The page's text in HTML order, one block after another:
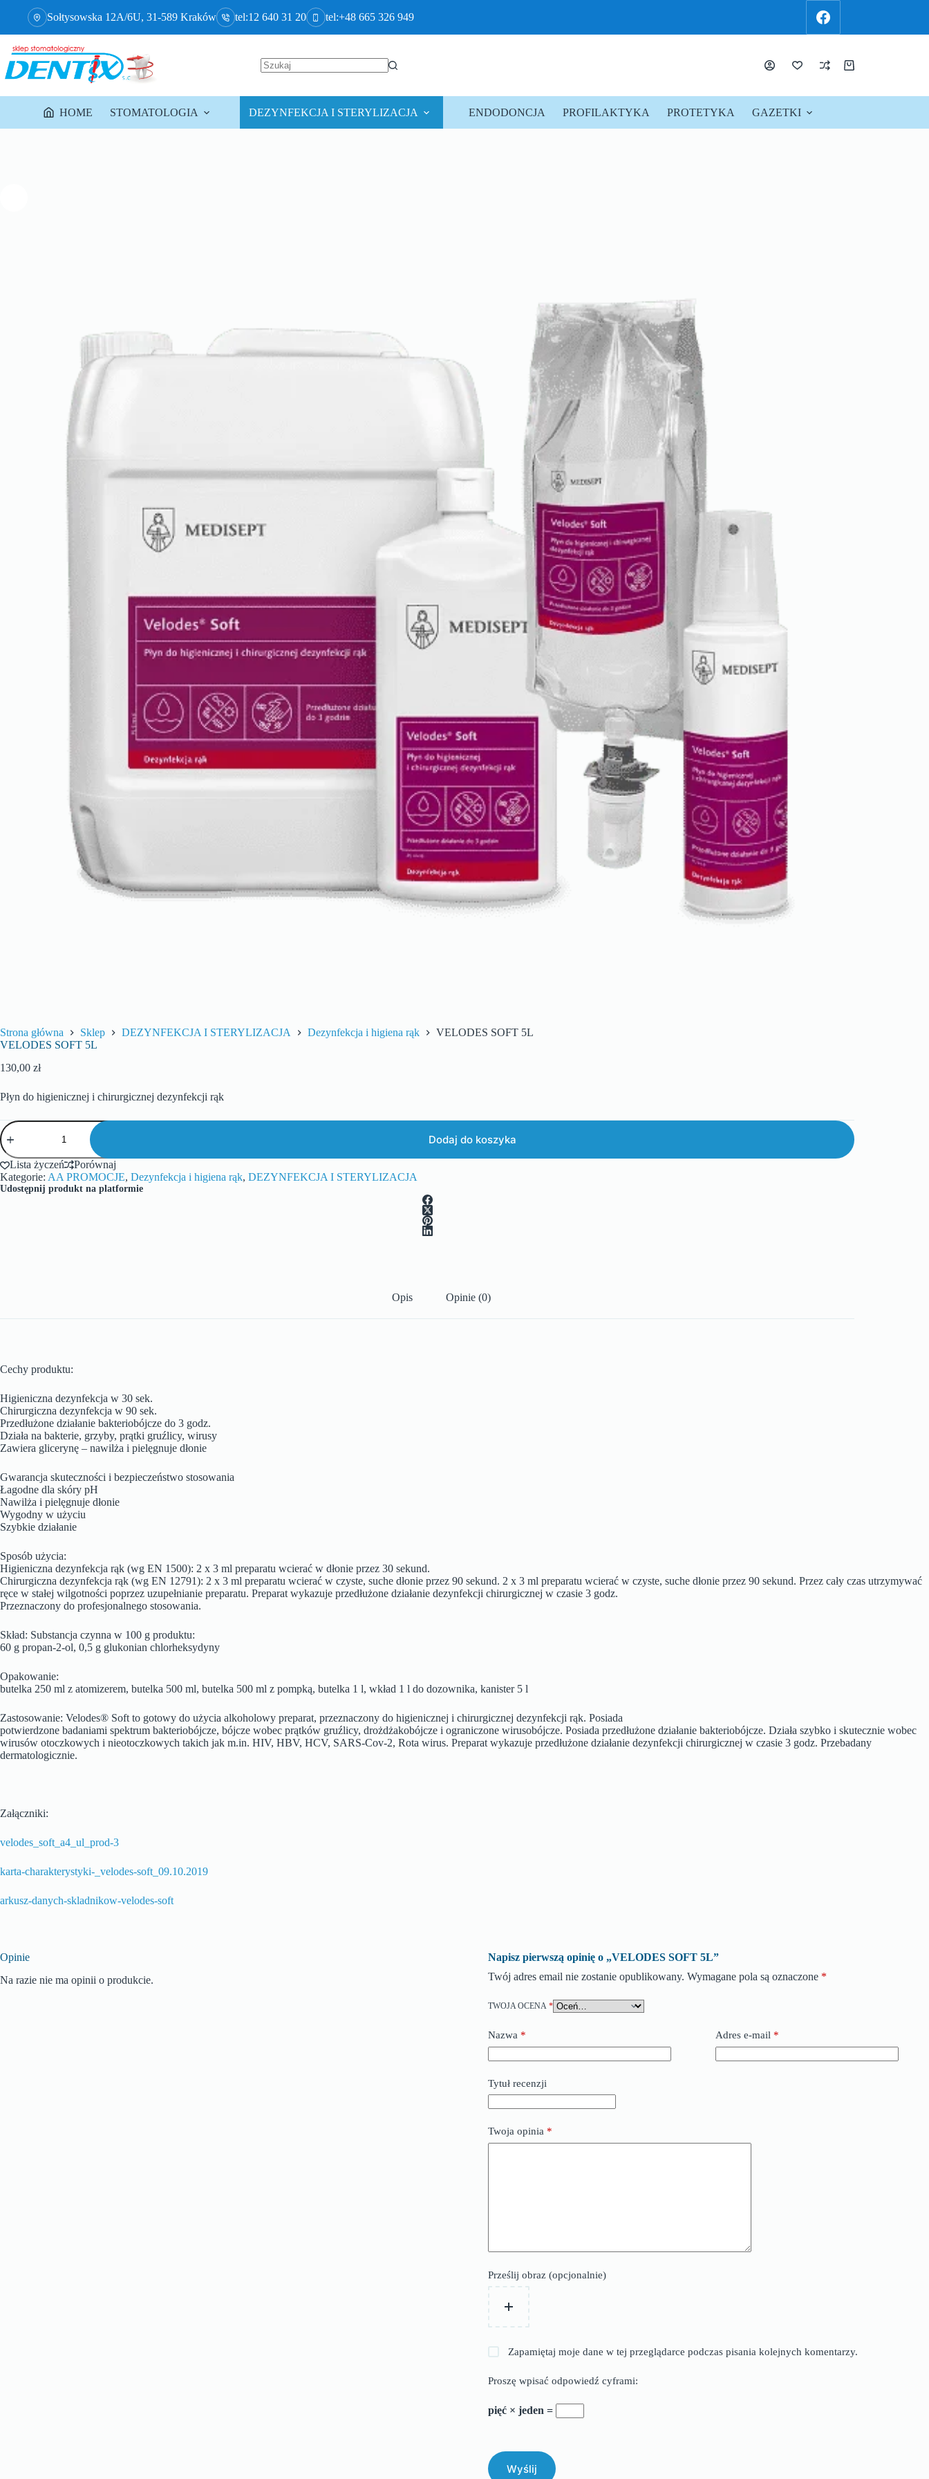
Sołtysowska 12A/6U, 31-589 Kraków tel:12 640 31 20 tel:+48 665 326 949
HOME STOMATOLOGIA DEZYNFEKCJA I STERYLIZACJA ENDODONCJA PROFILAKTYKA PROTETYKA GAZETKI
Strona główna Sklep DEZYNFEKCJA I STERYLIZACJA Dezynfekcja i higiena rąk
VELODES SOFT 5L
VELODES SOFT 5L
130,00 zł
Płyn do higienicznej i chirurgicznej dezynfekcji rąk
Dodaj do koszyka
Lista życzeń
Porównaj
Kategorie: AA PROMOCJE, Dezynfekcja i higiena rąk, DEZYNFEKCJA I STERYLIZACJA
Udostępnij produkt na platformie
Opis Opinie (0)
Cechy produktu:
Higieniczna dezynfekcja w 30 sek.
Chirurgiczna dezynfekcja w 90 sek.
Przedłużone działanie bakteriobójcze do 3 godz.
Działa na bakterie, grzyby, prątki gruźlicy, wirusy
Zawiera glicerynę – nawilża i pielęgnuje dłonie
Gwarancja skuteczności i bezpieczeństwo stosowania
Łagodne dla skóry pH
Nawilża i pielęgnuje dłonie
Wygodny w użyciu
Szybkie działanie
Sposób użycia:
Higieniczna dezynfekcja rąk (wg EN 1500): 2 x 3 ml preparatu wcierać w dłonie przez 30 sekund.
Chirurgiczna dezynfekcja rąk (wg EN 12791): 2 x 3 ml preparatu wcierać w czyste, suche dłonie przez 90 sekund. 2 x 3 ml preparatu wcierać w czyste, suche dłonie przez 90 sekund. Przez cały czas utrzymywać
ręce w stałej wilgotności poprzez uzupełnianie preparatu. Preparat wykazuje przedłużone działanie dezynfekcji chirurgicznej w czasie 3 godz.
Przeznaczony do profesjonalnego stosowania.
Skład: Substancja czynna w 100 g produktu:
60 g propan-2-ol, 0,5 g glukonian chlorheksydyny
Opakowanie:
butelka 250 ml z atomizerem, butelka 500 ml, butelka 500 ml z pompką, butelka 1 l, wkład 1 l do dozownika, kanister 5 l
Zastosowanie: Velodes® Soft to gotowy do użycia alkoholowy preparat, przeznaczony do higienicznej i chirurgicznej dezynfekcji rąk. Posiada
potwierdzone badaniami spektrum bakteriobójcze, bójcze wobec prątków gruźlicy, drożdżakobójcze i ograniczone wirusobójcze. Posiada przedłużone działanie bakteriobójcze. Działa szybko i skutecznie wobec
wirusów otoczkowych i nieotoczkowych takich jak m.in. HIV, HBV, HCV, SARS-Cov-2, Rota wirus. Preparat wykazuje przedłużone działanie dezynfekcji chirurgicznej w czasie 3 godz. Przebadany
dermatologicznie.
Załączniki:
velodes_soft_a4_ul_prod-3
karta-charakterystyki-_velodes-soft_09.10.2019
arkusz-danych-skladnikow-velodes-soft
Opinie
Na razie nie ma opinii o produkcie.
Napisz pierwszą opinię o „VELODES SOFT 5L”
Twój adres email nie zostanie opublikowany. Wymagane pola są oznaczone *
TWOJA OCENA *
Nazwa * Adres e-mail *
Tytuł recenzji
Twoja opinia *
Prześlij obraz (opcjonalnie)
Zapamiętaj moje dane w tej przeglądarce podczas pisania kolejnych komentarzy.
Proszę wpisać odpowiedź cyframi:
pięć × jeden =
Wyślij